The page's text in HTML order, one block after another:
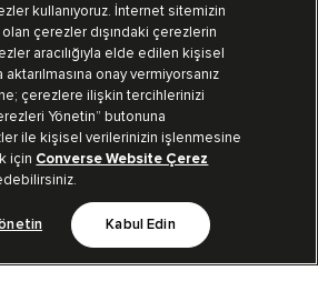
kullanıyoruz. İnternet sitemizin
olan çerezler dışındaki çerezlerin
aracılığıyla elde edilen kişisel
aktarılmasına onay vermiyorsanız
çerezlere ilişkin tercihlerinizi
Yönetin” butonuna
ile kişisel verilerinizin işlenmesine
için Converse Website Çerez
Kabul Edin